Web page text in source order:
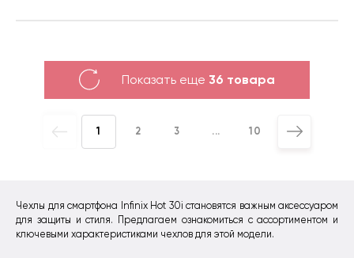
Чехлы для смартфона Infinix Hot 30i становятся важным аксессуаром
для защиты и стиля. Предлагаем ознакомиться с ассортиментом и
ключевыми характеристиками чехлов для этой модели.
Показать еще 36 товара
1 2 3 ... 10